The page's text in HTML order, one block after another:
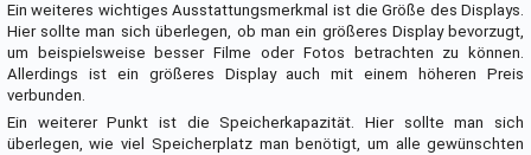
Ein weiteres wichtiges Ausstattungsmerkmal ist die Größe des Displays.
Hier sollte man sich überlegen, ob man ein größeres Display bevorzugt,
um beispielsweise besser Filme oder Fotos betrachten zu können.
Allerdings ist ein größeres Display auch mit einem höheren Preis
verbunden.
Ein weiterer Punkt ist die Speicherkapazität. Hier sollte man sich
überlegen, wie viel Speicherplatz man benötigt, um alle gewünschten